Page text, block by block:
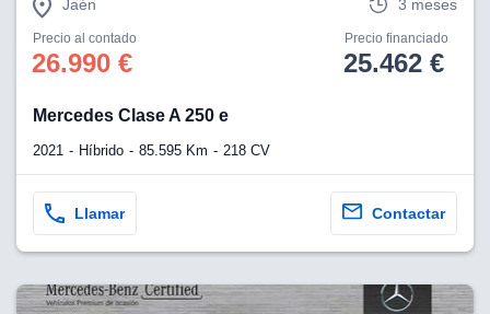
y
sitio
este
socios
únicos o
para
y
personales
Jaén 3 meses
Precio al contado
26.990 €
Precio financiado
25.462 €
Mercedes Clase A 250 e
2021 Híbrido 85.595 Km 218 CV
Llamar Contactar